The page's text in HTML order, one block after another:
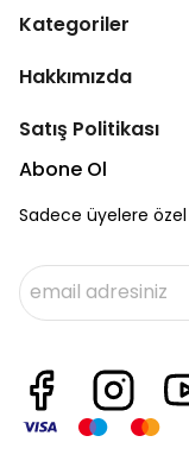
Kategoriler
Hakkımızda
Satış Politikası
Abone Ol
Sadece üyelere özel